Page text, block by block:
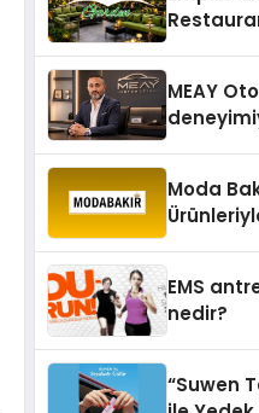
MEAY
Moda
EMS
nedir?
“Suwen